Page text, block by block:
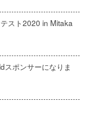
スト2020 in Mitaka
ポンサーになりま